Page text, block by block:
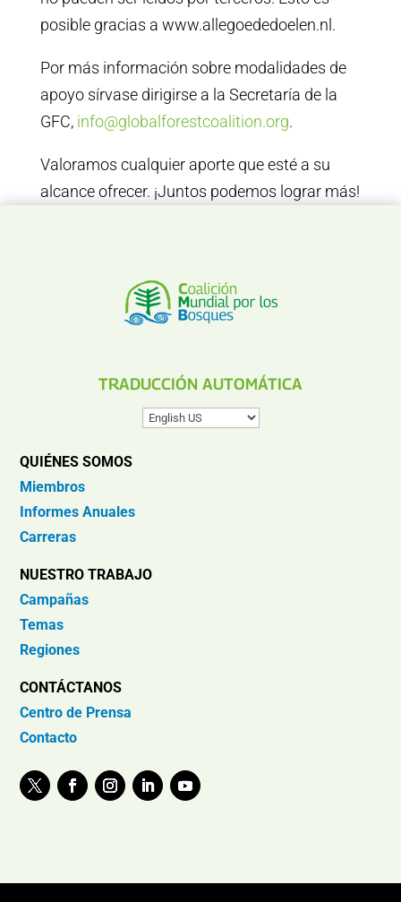
posible gracias a www.allegoededoelen.nl.
Por más información sobre modalidades de
apoyo sírvase dirigirse a la Secretaría de la
GFC, info@globalforestcoalition.org.
Valoramos cualquier aporte que esté a su
alcance ofrecer. ¡Juntos podemos lograr más!
TRADUCCIÓN AUTOMÁTICA
QUIÉNES SOMOS
Miembros
Informes Anuales
Carreras
NUESTRO TRABAJO
Campañas
Temas
Regiones
CONTÁCTANOS
Centro de Prensa
Contacto